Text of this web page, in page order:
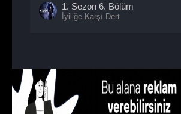
1. Sezon 6. Bölüm
İyiliğe Karşı Dert
1. Sezon8. Bölüm- Sezon
Dert Sürüsü